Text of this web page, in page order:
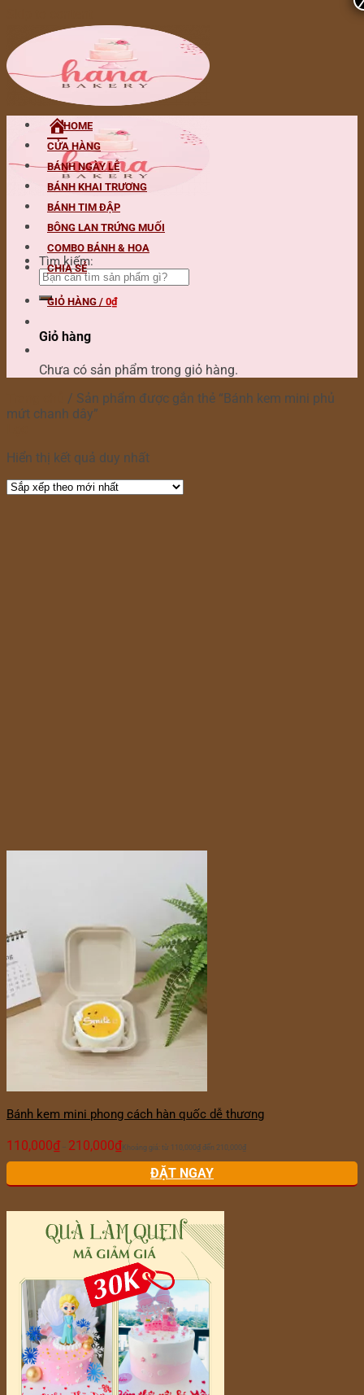
Tìm kiếm:
HOME
CỬA HÀNG
BÁNH NGÀY LỄ
BÁNH KHAI TRƯƠNG
BÁNH TIM ĐẬP
BÔNG LAN TRỨNG MUỐI
COMBO BÁNH & HOA
CHIA SẺ
GIỎ HÀNG / 0₫
Giỏ hàng
Chưa có sản phẩm trong giỏ hàng.
/ Sản phẩm được gắn thẻ “Bánh kem mini phủ
mứt chanh dây”
Hiển thị kết quả duy nhất
Bánh kem mini phong cách hàn quốc dễ thương
110,000₫ – 210,000₫ Khoảng giá: từ 110,000₫ đến 210,000₫
ĐẶT NGAY